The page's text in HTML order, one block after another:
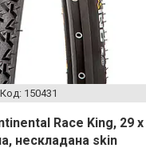
150431
Race King, 29 x
нескладана skin